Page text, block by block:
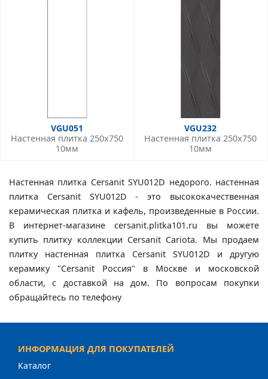
VGU051
Настенная плитка 250x750
10мм
VGU232
Настенная плитка 250x750
10мм
Настенная плитка Cersanit SYU012D недорого. настенная
плитка Cersanit SYU012D - это высококачественная
керамическая плитка и кафель, произведенные в России.
В интернет-магазине cersanit.plitka101.ru вы можете
купить плитку коллекции Cersanit Cariota. Мы продаем
плитку настенная плитка Cersanit SYU012D и другую
керамику "Cersanit Россия" в Москве и московской
области, с доставкой на дом. По вопросам покупки
обращайтесь по телефону
ИНФОРМАЦИЯ ДЛЯ ПОКУПАТЕЛЕЙ
Каталог